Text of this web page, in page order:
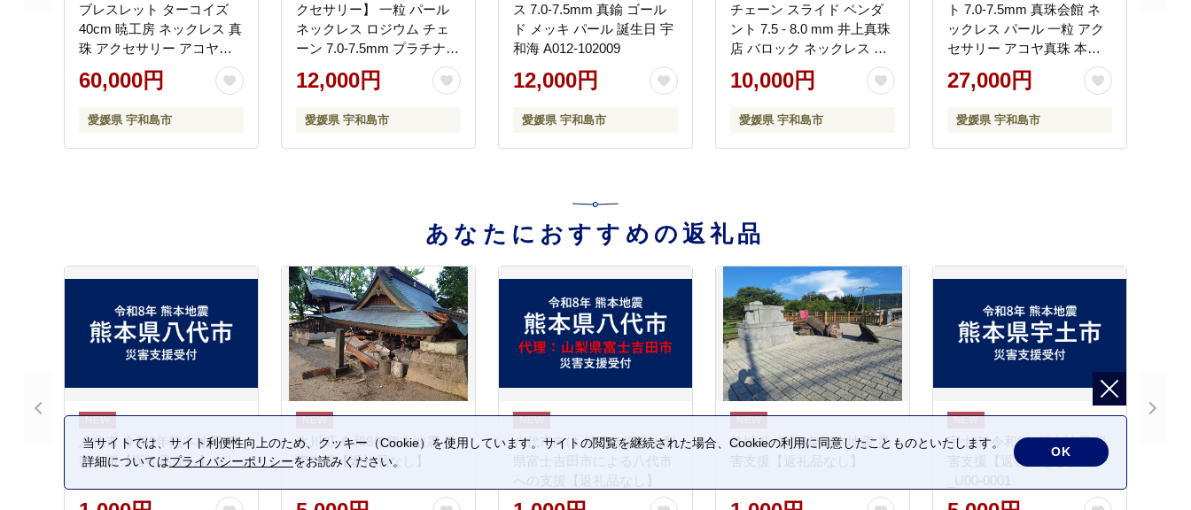
ブレスレット ターコイズ
40cm 暁工房 ネックレス 真
珠 アクセサリー アコヤ真
珠 本真珠 ファッション カ
ジュアル 誕生日 国産 愛媛
60,000円
愛媛県 宇和島市
クセサリー】 一粒 パール
ネックレス ロジウム チェ
ーン 7.0-7.5mm プラチナ
宇和海真珠 誕生日 A012-
102008
12,000円
愛媛県 宇和島市
ス 7.0-7.5mm 真鍮 ゴール
ド メッキ パール 誕生日 宇
和海 A012-102009
12,000円
愛媛県 宇和島市
チェーン スライド ペンダ
ント 7.5 - 8.0 mm 井上真珠
店 バロック ネックレス ア
クセサリー ファッション
ジュエリー akoya アコヤ真
ゼント ギフト 贈り物 贈答
品 贈答用 特産品 国産 愛媛
10,000円
愛媛県 宇和島市
ト 7.0-7.5mm 真珠会館 ネ
ックレス パール 一粒 アク
セサリー アコヤ真珠 本真
珠 ファッション フォーマ
ル カジュアル 冠婚葬祭 慶
生日 お祝い ギフト 贈り物
人気 特産品 国産 愛媛 宇和
27,000円
愛媛県 宇和島市
あなたにおすすめの返礼品
八代市 令和8年熊本地震 災
害支援【返礼品なし】
氷川町 令和8年熊本地震 災
害支援【返礼品なし】
八代市向け 災害支援※山梨
県富士吉田市による八代市
への支援【返礼品なし】
益城町 令和8年熊本地震 災
害支援【返礼品なし】
宇土市 令和8年熊本地震 災
害支援【返礼品なし】
_U00-0001
当サイトでは、サイト利便性向上のため、クッキー（Cookie）を使用しています。サイトの閲覧を継続された場合、Cookieの利用に同意したことものといたします。
詳細についてはプライバシーポリシーをお読みください。
OK